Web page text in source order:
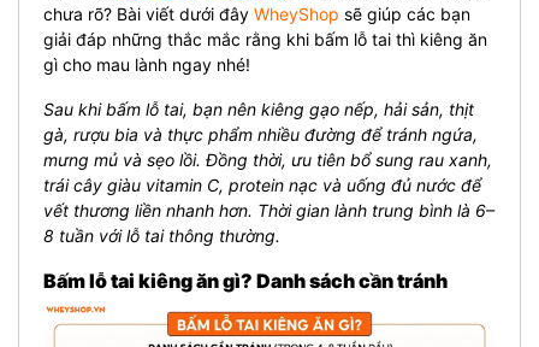
chưa rõ? Bài viết dưới đây WheyShop sẽ giúp các bạn
giải đáp những thắc mắc rằng khi bấm lỗ tai thì kiêng ăn
gì cho mau lành ngay nhé!
Sau khi bấm lỗ tai, bạn nên kiêng gạo nếp, hải sản, thịt
gà, rượu bia và thực phẩm nhiều đường để tránh ngứa,
mưng mủ và sẹo lồi. Đồng thời, ưu tiên bổ sung rau xanh,
trái cây giàu vitamin C, protein nạc và uống đủ nước để
vết thương liền nhanh hơn. Thời gian lành trung bình là 6–
8 tuần với lỗ tai thông thường.
Bấm lỗ tai kiêng ăn gì? Danh sách cần tránh